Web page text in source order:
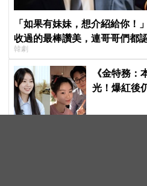
「如果有妹妹，想介紹給你！
收過的最棒讚美，連哥哥們都
韓劇
《金特務：
光！爆紅後